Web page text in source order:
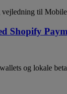
til
Shopify
og lokale